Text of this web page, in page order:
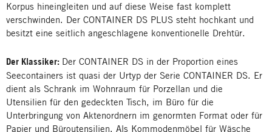
Korpus hineingleiten und auf diese Weise fast komplett
verschwinden. Der CONTAINER DS PLUS steht hochkant und
besitzt eine seitlich angeschlagene konventionelle Drehtür.
Der Klassiker: Der CONTAINER DS in der Proportion eines
Seecontainers ist quasi der Urtyp der Serie CONTAINER DS. Er
dient als Schrank im Wohnraum für Porzellan und die
Utensilien für den gedeckten Tisch, im Büro für die
Unterbringung von Aktenordnern im genormten Format oder für
Papier und Büroutensilien. Als Kommodenmöbel für Wäsche